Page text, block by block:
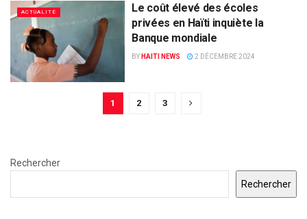
ACTUALITÉ
Le coût élevé des écoles
privées en Haïti inquiète la
Banque mondiale
BY HAITI NEWS 2 DÉCEMBRE 2024
1 2 3
Rechercher
Rechercher